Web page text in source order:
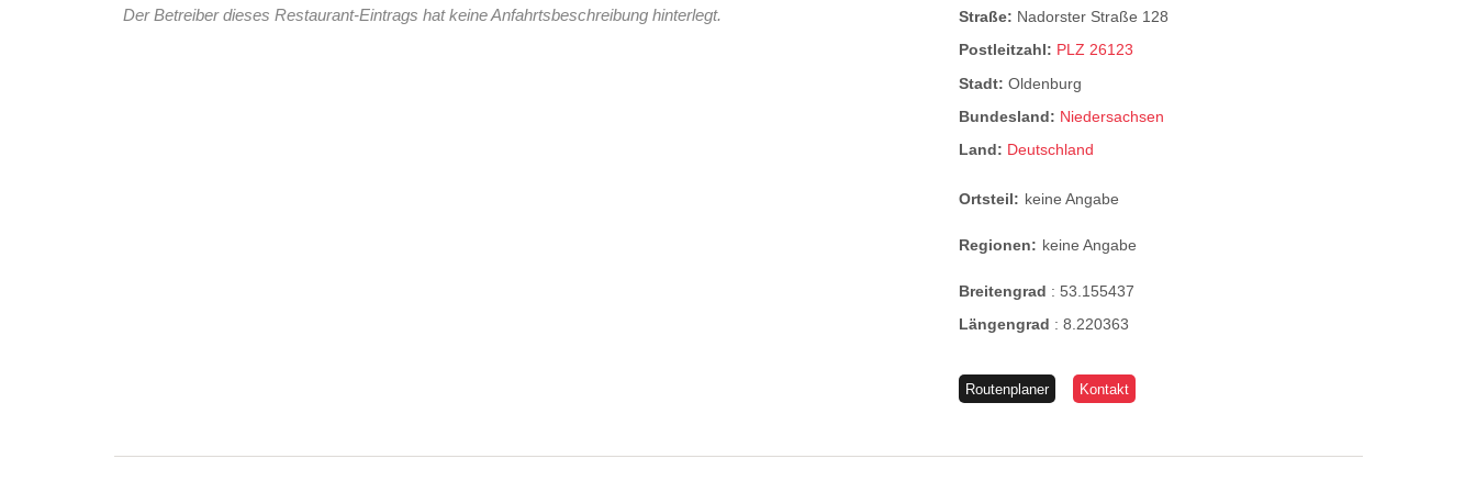
Der Betreiber dieses Restaurant-Eintrags hat keine Anfahrtsbeschreibung hinterlegt. Straße: Nadorster Straße 128
Postleitzahl: PLZ 26123
Stadt:Oldenburg
Bundesland: Niedersachsen
Land: Deutschland
Ortsteil: keine Angabe
Regionen: keine Angabe
Breitengrad :53.155437
Längengrad :8.220363
Routenplaner Kontakt